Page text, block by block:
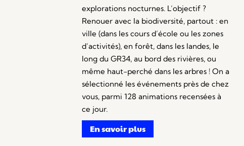
explorations nocturnes. L’objectif ?
Renouer avec la biodiversité, partout : en
ville (dans les cours d’école ou les zones
d’activités), en forêt, dans les landes, le
long du GR34, au bord des rivières, ou
même haut-perché dans les arbres ! On a
sélectionné les événements près de chez
vous, parmi 128 animations recensées à
ce jour.
En savoir plus